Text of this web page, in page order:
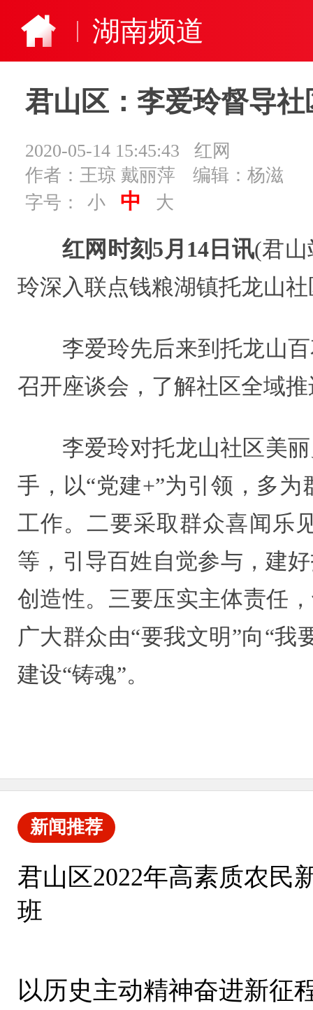
湖南频道
君山区：李爱玲督导
2020-05-14 15:45:43
​红网
作者：王琼 戴丽萍
编辑：杨滋
字号：
小 中 大
红网时刻5月14日讯(君
玲深入联点钱粮湖镇托龙山
李爱玲先后来到托龙山
召开座谈会，了解社区全域
李爱玲对托龙山社区美
手，以“党建+”为引领，多
工作。二要采取群众喜闻乐
等，引导百姓自觉参与，建
创造性。三要压实主体责任
广大群众由“要我文明”向“
建设“铸魂”。
新闻推荐
君山区2022年高素质农民
班
以历史主动精神奋进新征